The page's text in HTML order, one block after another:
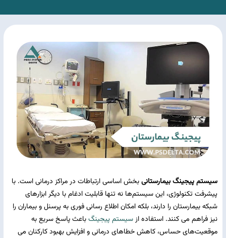
سیستم پیجینگ بیمارستانیبخش اساسی ارتباطات در مراکز درمانی است. با
پیشرفت تکنولوژی، این سیستم‌ها نه تنها قابلیت ادغام با دیگر ابزارهای
شبکه بیمارستان را دارند، بلکه امکان اطلاع‌ رسانی فوری به پرسنل و بیماران را
نیز فراهم می ‌کنند. استفاده ازسیستم پیجینگباعث پاسخ سریع به
موقعیت‌های حساس، کاهش خطاهای درمانی و افزایش بهبود کارکنان می